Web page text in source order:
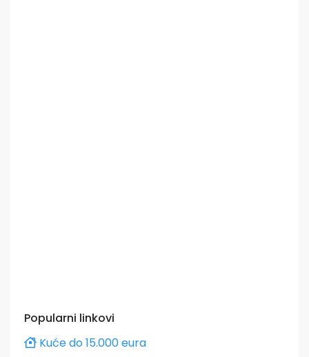
Popularni linkovi
Kuće do 15.000 eura